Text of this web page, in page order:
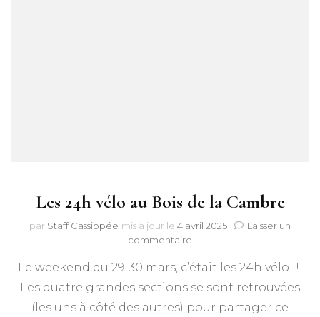
Les 24h vélo au Bois de la Cambre
par Staff Cassiopée mis à jour le 4 avril 2025
Laisser un
commentaire
24h
Bois
Le weekend du 29-30 mars, c’était les 24h vélo !!!
Les quatre grandes sections se sont retrouvées
(les uns à côté des autres) pour partager ce